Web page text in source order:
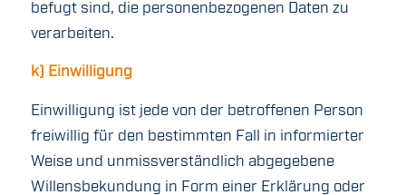
befugt sind, die personenbezogenen Daten zu
verarbeiten.
k) Einwilligung
Einwilligung ist jede von der betroffenen Person
freiwillig für den bestimmten Fall in informierter
Weise und unmissverständlich abgegebene
Willensbekundung in Form einer Erklärung oder